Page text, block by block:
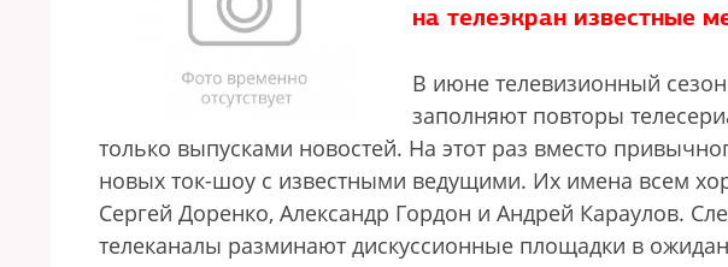
на телеэкран известные
В июне телевизионный
заполняют повторы
только выпусками новостей. На этот раз вместо
новых ток-шоу с известными ведущими. Их имена всем
Сергей Доренко, Александр Гордон и Андрей Караулов.
телеканалы разминают дискуссионные площадки в